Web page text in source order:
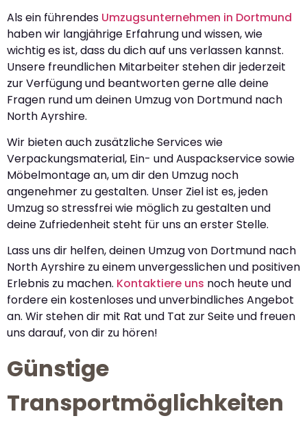
Als ein führendes Umzugsunternehmen in Dortmund
haben wir langjährige Erfahrung und wissen, wie
wichtig es ist, dass du dich auf uns verlassen kannst.
Unsere freundlichen Mitarbeiter stehen dir jederzeit
zur Verfügung und beantworten gerne alle deine
Fragen rund um deinen Umzug von Dortmund nach
North Ayrshire.
Wir bieten auch zusätzliche Services wie
Verpackungsmaterial, Ein- und Auspackservice sowie
Möbelmontage an, um dir den Umzug noch
angenehmer zu gestalten. Unser Ziel ist es, jeden
Umzug so stressfrei wie möglich zu gestalten und
deine Zufriedenheit steht für uns an erster Stelle.
Lass uns dir helfen, deinen Umzug von Dortmund nach
North Ayrshire zu einem unvergesslichen und positiven
Erlebnis zu machen. Kontaktiere uns noch heute und
fordere ein kostenloses und unverbindliches Angebot
an. Wir stehen dir mit Rat und Tat zur Seite und freuen
uns darauf, von dir zu hören!
Günstige
Transportmöglichkeiten